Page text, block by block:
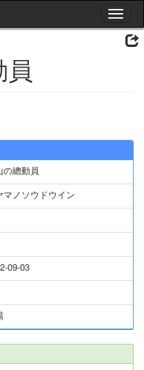
Toggle
の總動員
マノソウドウイン
09-03